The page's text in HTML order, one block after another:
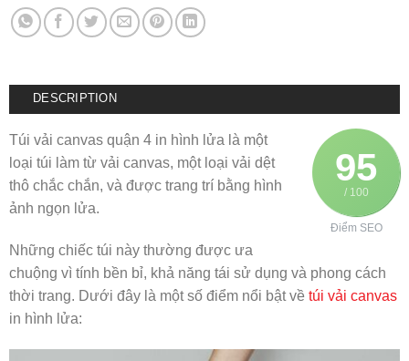
DESCRIPTION
95
/ 100
Điểm SEO
Túi vải canvas quận 4 in hình lửa là một
loại túi làm từ vải canvas, một loại vải dệt
thô chắc chắn, và được trang trí bằng hình
ảnh ngọn lửa.
Những chiếc túi này thường được ưa
chuộng vì tính bền bỉ, khả năng tái sử dụng và phong cách
thời trang. Dưới đây là một số điểm nổi bật về túi vải canvas
in hình lửa: